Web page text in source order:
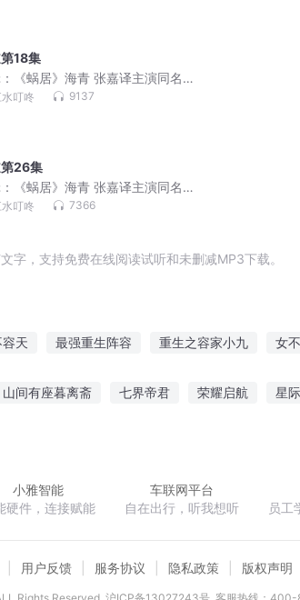
18集
《蜗居》海青 张嘉译主演同名电
作者六六
叮咚 9137
26集
《蜗居》海青 张嘉译主演同名电
作者六六
叮咚 7366
字，支持免费在线阅读试听和未删减MP3下载。
天 最强重生阵容 重生之容家小九 女
山间有座暮离斋 七界帝君 荣耀启航 星
小雅智能
硬件，连接赋能
车联网平台
自在出行，听我想听
员工
用户反馈 服务协议 隐私政策 版权声明